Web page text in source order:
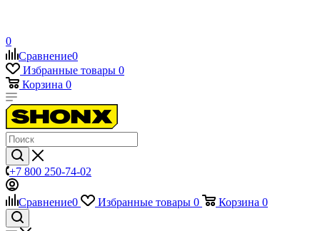
0
Сравнение0
Избранные товары 0
Корзина 0
+7 800 250-74-02
Сравнение0 Избранные товары 0 Корзина 0